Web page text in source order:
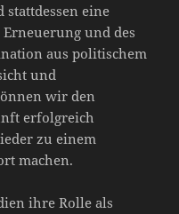
eine
und des
aus politischem
und
wir den
erfolgreich
zu einem
machen.
ihre Rolle als